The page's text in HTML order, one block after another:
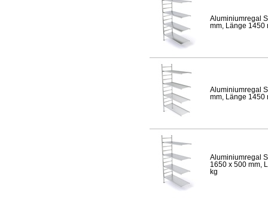
Aluminiumregal
mm, Länge 1450
Aluminiumregal
mm, Länge 1450
Aluminiumregal
1650 x 500 mm,
kg